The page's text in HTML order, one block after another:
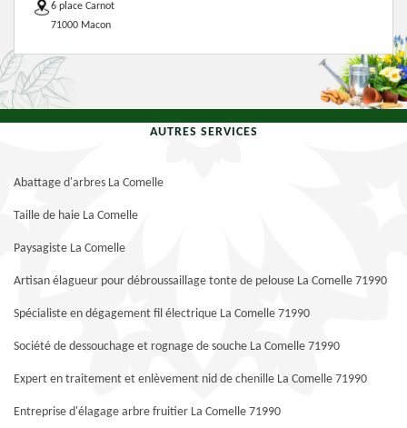
6 place Carnot
71000 Macon
AUTRES SERVICES
Abattage d'arbres La Comelle
Taille de haie La Comelle
Paysagiste La Comelle
Artisan élagueur pour débroussaillage tonte de pelouse La Comelle 71990
Spécialiste en dégagement fil électrique La Comelle 71990
Société de dessouchage et rognage de souche La Comelle 71990
Expert en traitement et enlèvement nid de chenille La Comelle 71990
Entreprise d'élagage arbre fruitier La Comelle 71990